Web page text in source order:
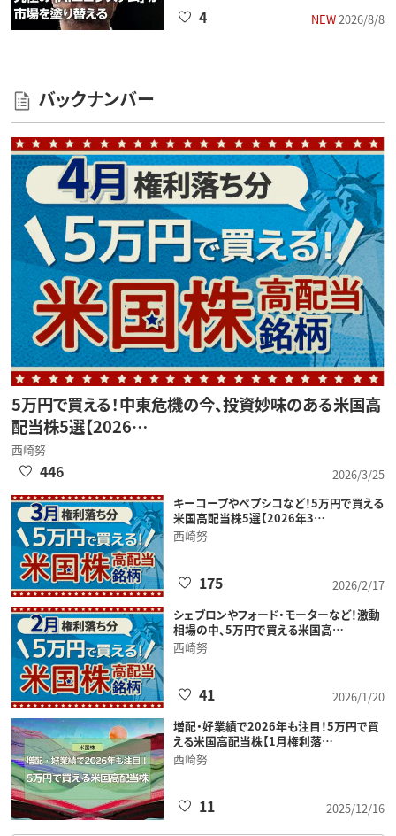
NEW2026/8/8
4
バックナンバー
5万円で買える！中東危機の今、投資妙味のある米国高
配当株5選【2026…
西崎努
2026/3/25
446
キーコープやペプシコなど！5万円で買える
米国高配当株5選【2026年3…
西崎努
2026/2/17
175
シェブロンやフォード・モーターなど！激動
相場の中、5万円で買える米国高…
西崎努
2026/1/20
41
増配・好業績で2026年も注目！5万円で買
える米国高配当株【1月権利落…
西崎努
2025/12/16
11